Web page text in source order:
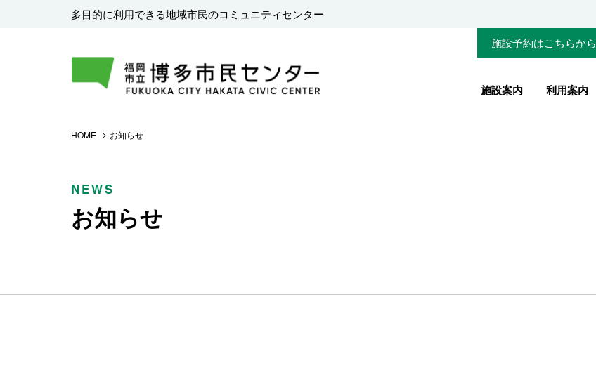
多目的に利用できる地域市民のコミュニティセンター
施設予約はこちらから
施設案内 利用案内
HOME お知らせ
NEWS
お知らせ